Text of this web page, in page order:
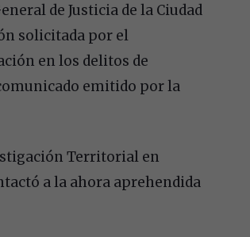
de Justicia de la Ciudad
solicitada por el
en los delitos de
emitido por la
Territorial en
a la ahora aprehendida